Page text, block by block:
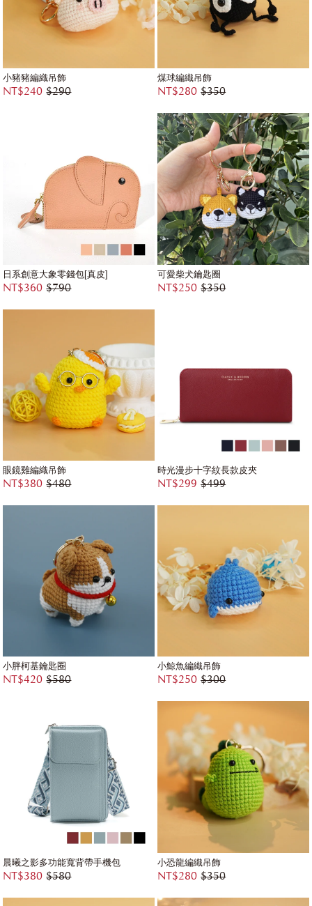
小豬豬編織吊飾
NT$240 $290
煤球編織吊飾
NT$280 $350
日系創意大象零錢包[真皮]
NT$360 $790
可愛柴犬鑰匙圈
NT$250 $350
眼鏡雞編織吊飾
NT$380 $480
時光漫步十字紋長款皮夾
NT$299 $499
小胖柯基鑰匙圈
NT$420 $580
小鯨魚編織吊飾
NT$250 $300
晨曦之影多功能寬背帶手機包
NT$380 $580
小恐龍編織吊飾
NT$280 $350